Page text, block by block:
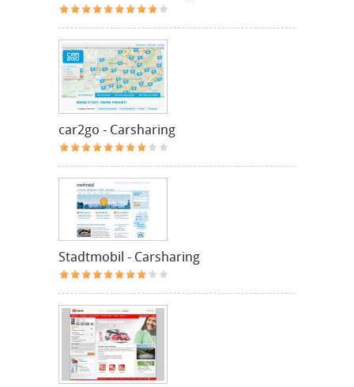
car2go - Carsharing
Stadtmobil - Carsharing